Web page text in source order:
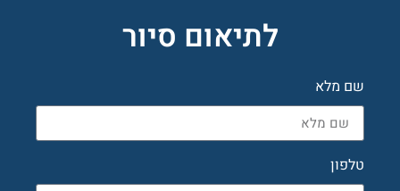
לתיאום סיור
שם מלא
טלפון